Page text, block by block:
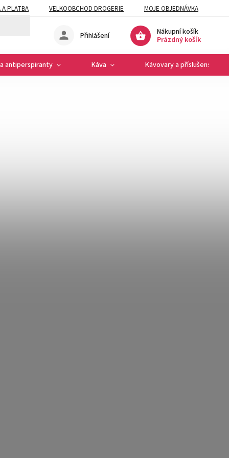
PLATBA VELKOOBCHOD DROGERIE MOJE OBJEDNÁVKA
Nákupní košík
Prázdný košík
Přihlášení
antiperspiranty Káva Kávovary a příslušenství